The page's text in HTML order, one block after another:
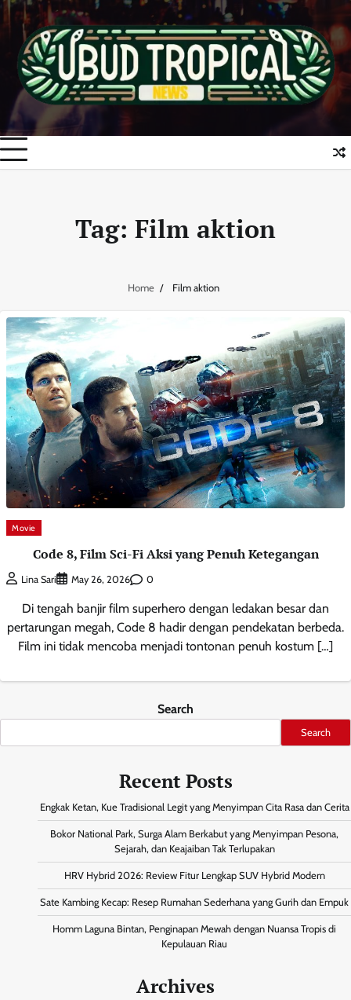
Skip
to
content
Tag: Film aktion
Home Film aktion
Movie
Code 8, Film Sci-Fi Aksi yang Penuh Ketegangan
Lina Sari May 26, 2026 0
Di tengah banjir film superhero dengan ledakan besar dan
pertarungan megah, Code 8 hadir dengan pendekatan berbeda.
Film ini tidak mencoba menjadi tontonan penuh kostum […]
Search
Search
Recent Posts
Engkak Ketan, Kue Tradisional Legit yang Menyimpan Cita Rasa dan Cerita
Bokor National Park, Surga Alam Berkabut yang Menyimpan Pesona,
Sejarah, dan Keajaiban Tak Terlupakan
HRV Hybrid 2026: Review Fitur Lengkap SUV Hybrid Modern
Sate Kambing Kecap: Resep Rumahan Sederhana yang Gurih dan Empuk
Homm Laguna Bintan, Penginapan Mewah dengan Nuansa Tropis di
Kepulauan Riau
Archives